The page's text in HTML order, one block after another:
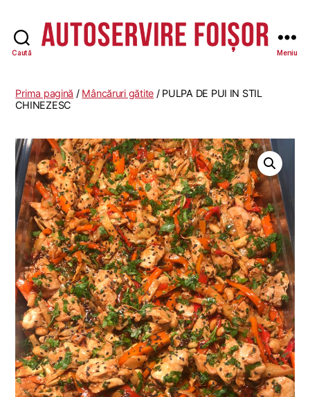
Caută
-
Meniu
Prima pagină / Mâncăruri gătite / PULPA DE PUI IN STIL
CHINEZESC